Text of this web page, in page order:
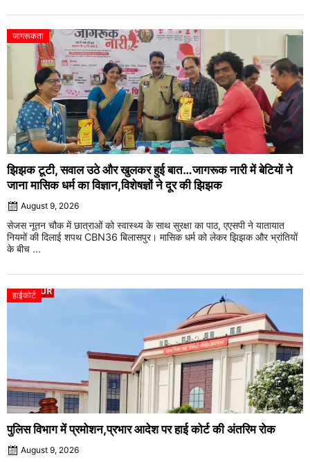
जागरूकता
झिझक टूटी, सवाल उठे और खुलकर हुई बात…जागरूक नारी में बेटियों ने
जाना मासिक धर्म का विज्ञान,विशेषज्ञों ने दूर की झिझक
August 9, 2026
सेजस नूतन चौक में छात्राओं को स्वास्थ्य के साथ सुरक्षा का पाठ, एएसपी ने यातायात
नियमों की दिलाई शपथ CBN36 बिलासपुर। मासिक धर्म को लेकर झिझक और भ्रांतियों
के बीच ...
हाईकोर्ट
पुलिस विभाग में प्रमोशन,प्रभार आदेश पर हाई कोर्ट की अंतरिम रोक
August 9, 2026